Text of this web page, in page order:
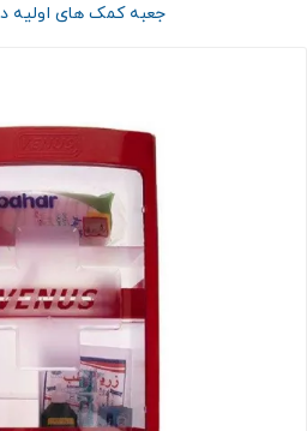
جعبه کمک های اولیه